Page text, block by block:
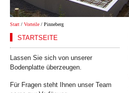
Start / Vorteile / Pinneberg
STARTSEITE
Lassen Sie sich von unserer
Bodenplatte überzeugen.
Für Fragen steht Ihnen unser Team